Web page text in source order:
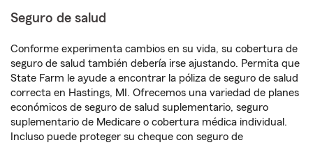
Seguro de salud
Conforme experimenta cambios en su vida, su cobertura de
seguro de salud también debería irse ajustando. Permita que
State Farm le ayude a encontrar la póliza de seguro de salud
correcta en Hastings, MI. Ofrecemos una variedad de planes
económicos de seguro de salud suplementario, seguro
suplementario de Medicare o cobertura médica individual.
Incluso puede proteger su cheque con seguro de